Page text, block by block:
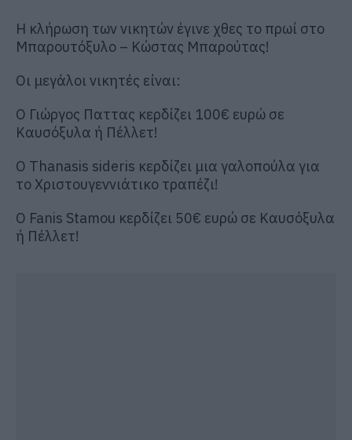
Η κλήρωση των νικητών έγινε χθες το πρωί στο
Μπαρουτόξυλο – Κώστας Μπαρούτας!
Οι μεγάλοι νικητές είναι:
Ο Γιώργος Παττας κερδίζει 100€ ευρώ σε
Καυσόξυλα ή Πέλλετ!
Ο Thanasis sideris κερδίζει μια γαλοπούλα για
το Χριστουγεννιάτικο τραπέζι!
Ο Fanis Stamou κερδίζει 50€ ευρώ σε Καυσόξυλα
ή Πέλλετ!